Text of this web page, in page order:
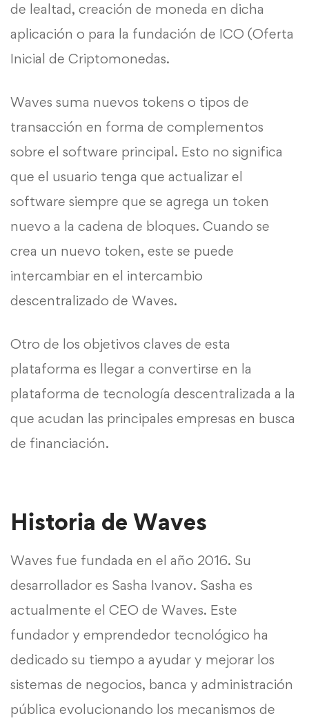
de lealtad, creación de moneda en dicha
aplicación o para la fundación de ICO (Oferta
Inicial de Criptomonedas.
Waves suma nuevos tokens o tipos de
transacción en forma de complementos
sobre el software principal. Esto no significa
que el usuario tenga que actualizar el
software siempre que se agrega un token
nuevo a la cadena de bloques. Cuando se
crea un nuevo token, este se puede
intercambiar en el intercambio
descentralizado de Waves.
Otro de los objetivos claves de esta
plataforma es llegar a convertirse en la
plataforma de tecnología descentralizada a la
que acudan las principales empresas en busca
de financiación.
Historia de Waves
Waves fue fundada en el año 2016. Su
desarrollador es Sasha Ivanov. Sasha es
actualmente el CEO de Waves. Este
fundador y emprendedor tecnológico ha
dedicado su tiempo a ayudar y mejorar los
sistemas de negocios, banca y administración
pública evolucionando los mecanismos de